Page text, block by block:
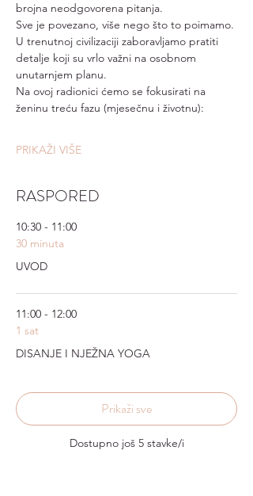
brojna neodgovorena pitanja.
Sve je povezano, više nego što to poimamo.
U trenutnoj civilizaciji zaboravljamo pratiti
detalje koji su vrlo važni na osobnom
unutarnjem planu.
Na ovoj radionici ćemo se fokusirati na
ženinu treću fazu (mjesečnu i životnu):
PRIKAŽI VIŠE
RASPORED
10:30 - 11:00
30 minuta
UVOD
11:00 - 12:00
1 sat
DISANJE I NJEŽNA YOGA
Dostupno još 5 stavke/i
Prikaži sve